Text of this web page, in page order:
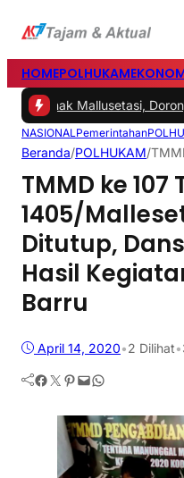
HOMEPOLHUKAM
Mallusetasi, Dorong
NASIONALPemerintahan
Beranda/POLHUKAM/
TMMD ke 107
1405/
Ditutup,
Hasil
Barru
April 14, 2020•2 Dilihat•
Facebook Twitter Pinterest Mail WhatsApp